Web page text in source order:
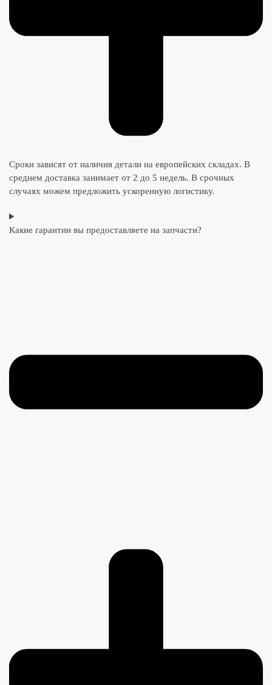
Сроки зависят от наличия детали на европейских складах. В
среднем доставка занимает от 2 до 5 недель. В срочных
случаях можем предложить ускоренную логистику.
Какие гарантии вы предоставляете на запчасти?